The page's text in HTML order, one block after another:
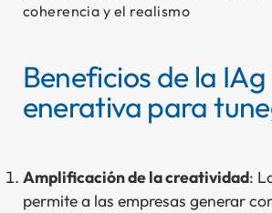
coherencia y el realismo
Beneficios de la IAg
enerativa para tun
Amplificación de la creatividad:
permite a las empresas generar